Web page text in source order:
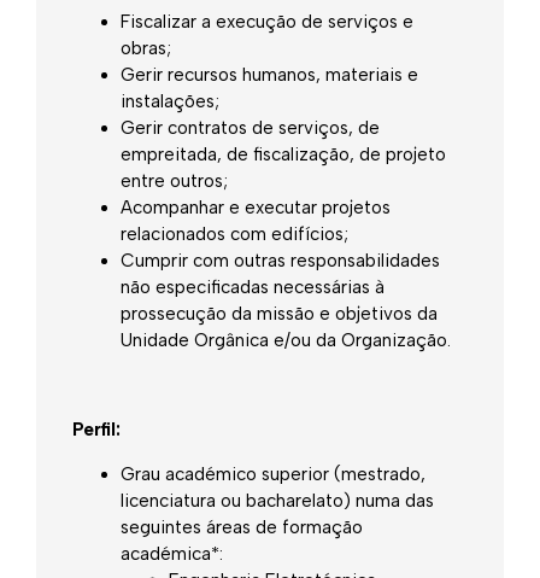
Fiscalizar a execução de serviços e
obras;
Gerir recursos humanos, materiais e
instalações;
Gerir contratos de serviços, de
empreitada, de fiscalização, de projeto
entre outros;
Acompanhar e executar projetos
relacionados com edifícios;
Cumprir com outras responsabilidades
não especificadas necessárias à
prossecução da missão e objetivos da
Unidade Orgânica e/ou da Organização.
Perfil:
Grau académico superior (mestrado,
licenciatura ou bacharelato) numa das
seguintes áreas de formação
académica*: